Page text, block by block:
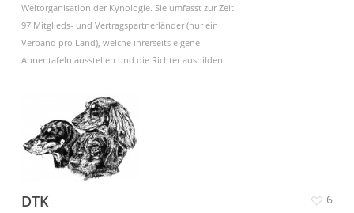
Weltorganisation der Kynologie. Sie umfasst zur Zeit
97 Mitglieds- und Vertragspartnerländer (nur ein
Verband pro Land), welche ihrerseits eigene
Ahnentafeln ausstellen und die Richter ausbilden.
DTK 6